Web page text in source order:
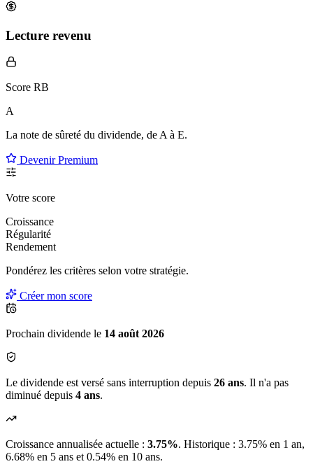
Lecture revenu
Score RB
A
La note de sûreté du dividende, de A à E.
Devenir Premium
Votre score
Croissance
Régularité
Rendement
Pondérez les critères selon votre stratégie.
Créer mon score
Prochain dividende le 14 août 2026
Le dividende est versé sans interruption depuis 26 ans. Il n'a pas
diminué depuis 4 ans.
Croissance annualisée actuelle : 3.75%. Historique : 3.75% en 1 an,
6.68% en 5 ans et 0.54% en 10 ans.